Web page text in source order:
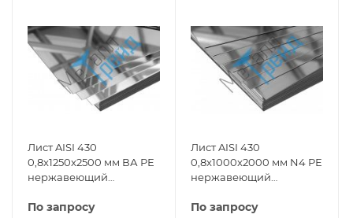
Лист AISI 430
0,8x1250x2500 мм ВА РЕ
нержавеющий
По запросу
Лист AISI 430
0,8x1000x2000 мм N4 РЕ
нержавеющий
По запросу